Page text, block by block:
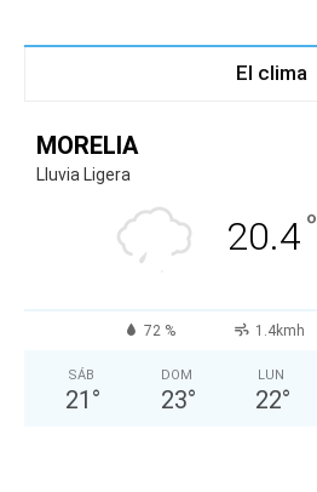
El clima
MORELIA
Lluvia Ligera
20.4°
72 % 1.4kmh
SÁB
21 °
DOM
23°
LUN
22°